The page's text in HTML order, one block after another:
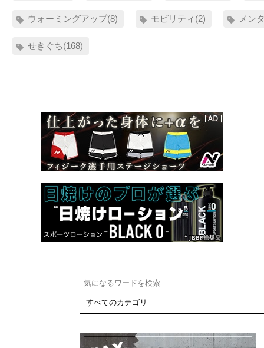
ウォーミングアップ(8) モビリティ(2) メン
せきぐち(168)